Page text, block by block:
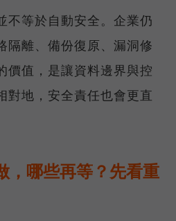
不等於自動安全。企業仍
隔離、備份復原、漏洞修
價值，是讓資料邊界與控
對地，安全責任也會更直
，哪些再等？先看重